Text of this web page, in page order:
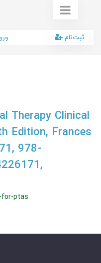
ثبت‌نام
Therapy Clinical
Edition, Frances
978-
for-ptas